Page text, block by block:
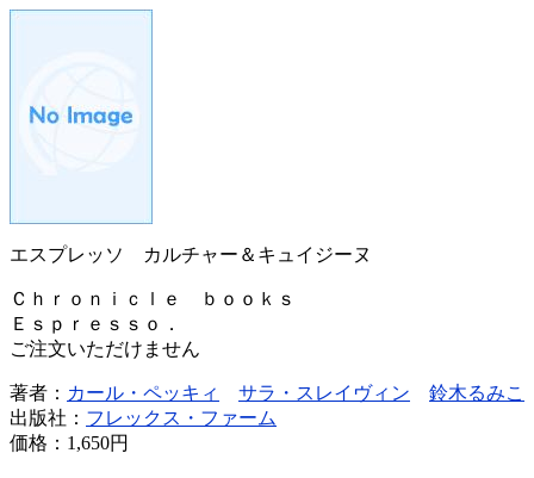
エスプレッソ カルチャー＆キュイジーヌ
Ｃｈｒｏｎｉｃｌｅ ｂｏｏｋｓ
Ｅｓｐｒｅｓｓｏ．
ご注文いただけません
著者： カール・ペッキィ サラ・スレイヴィン
鈴木るみこ
出版社： フレックス・ファーム
価格： 1,650円